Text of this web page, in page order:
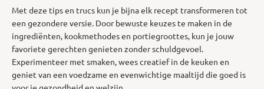
Met deze tips en trucs kun je bijna elk recept transformeren tot
een gezondere versie. Door bewuste keuzes te maken in de
ingrediënten, kookmethodes en portiegroottes, kun je jouw
favoriete gerechten genieten zonder schuldgevoel.
Experimenteer met smaken, wees creatief in de keuken en
geniet van een voedzame en evenwichtige maaltijd die goed is